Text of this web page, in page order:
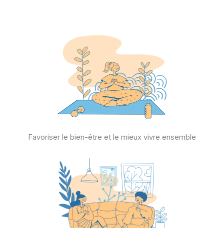
Favoriser le bien-être et le mieux vivre ensemble